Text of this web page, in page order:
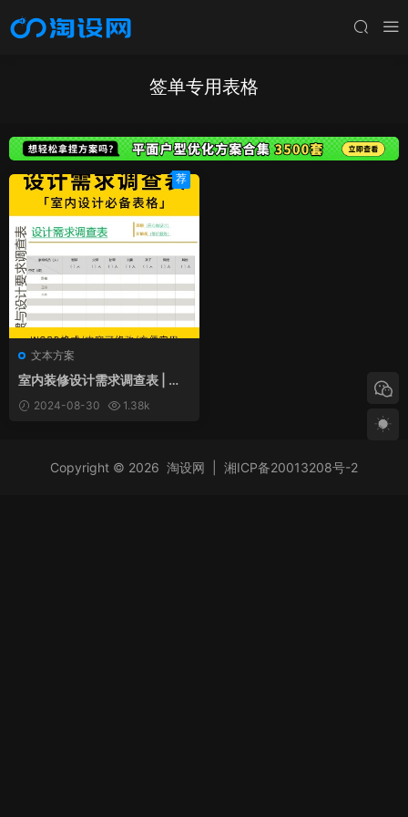
签单专用表格
文本方案
室内装修设计需求调查表 | 室
内设计必备表格
2024-08-30 1.38k
荐
Copyright © 2026 淘设网 湘ICP备20013208号-2